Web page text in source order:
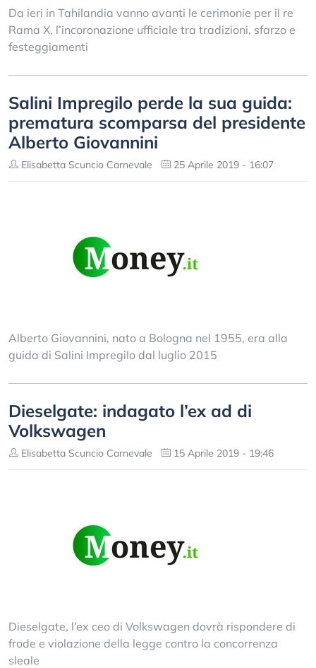
Da ieri in Tahilandia vanno avanti le cerimonie per il re
Rama X, l’incoronazione ufficiale tra tradizioni, sfarzo e
festeggiamenti
Salini Impregilo perde la sua guida:
prematura scomparsa del presidente
Alberto Giovannini
Elisabetta Scuncio Carnevale 25 Aprile 2019 - 16:07
Alberto Giovannini, nato a Bologna nel 1955, era alla
guida di Salini Impregilo dal luglio 2015
Dieselgate: indagato l’ex ad di
Volkswagen
Elisabetta Scuncio Carnevale 15 Aprile 2019 - 19:46
Dieselgate, l’ex ceo di Volkswagen dovrà rispondere di
frode e violazione della legge contro la concorrenza
sleale